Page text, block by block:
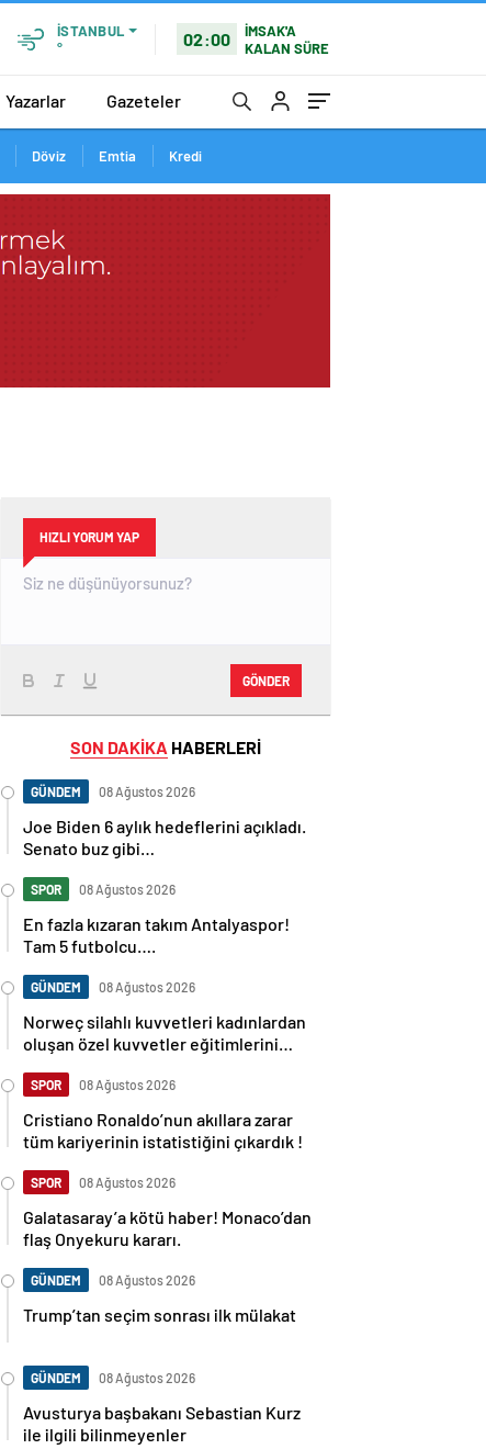
İSTANBUL
°
02:00
İMSAK'A
KALAN SÜRE
Yazarlar Gazeteler
Döviz Emtia Kredi
HIZLI YORUM YAP
GÖNDER
SON DAKİKA HABERLERİ
GÜNDEM 08 Ağustos 2026
Joe Biden 6 aylık hedeflerini açıkladı.
Senato buz gibi…
SPOR 08 Ağustos 2026
En fazla kızaran takım Antalyaspor!
Tam 5 futbolcu….
GÜNDEM 08 Ağustos 2026
Norweç silahlı kuvvetleri kadınlardan
oluşan özel kuvvetler eğitimlerini
SPOR 08 Ağustos 2026
Cristiano Ronaldo’nun akıllara zarar
tüm kariyerinin istatistiğini çıkardık !
SPOR 08 Ağustos 2026
Galatasaray’a kötü haber! Monaco’dan
flaş Onyekuru kararı.
GÜNDEM 08 Ağustos 2026
Trump’tan seçim sonrası ilk mülakat
GÜNDEM 08 Ağustos 2026
Avusturya başbakanı Sebastian Kurz
ile ilgili bilinmeyenler